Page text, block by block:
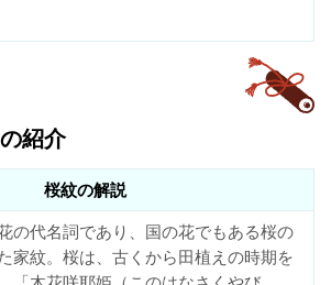
紹介
桜紋の解説
の代名詞であり、国の花でもある桜の
家紋。桜は、古くから田植えの時期を